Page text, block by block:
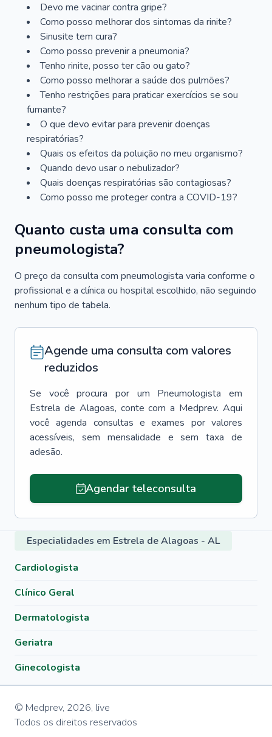
Devo me vacinar contra gripe?
Como posso melhorar dos sintomas da rinite?
Sinusite tem cura?
Como posso prevenir a pneumonia?
Tenho rinite, posso ter cão ou gato?
Como posso melhorar a saúde dos pulmões?
Tenho restrições para praticar exercícios se sou
fumante?
O que devo evitar para prevenir doenças
respiratórias?
Quais os efeitos da poluição no meu organismo?
Quando devo usar o nebulizador?
Quais doenças respiratórias são contagiosas?
Como posso me proteger contra a COVID-19?
Quanto custa uma consulta com
pneumologista?
O preço da consulta com pneumologista varia conforme o
profissional e a clínica ou hospital escolhido, não seguindo
nenhum tipo de tabela.
Agende uma consulta com valores
reduzidos
Se você procura por um Pneumologista
em
Estrela de Alagoas, conte com a Medprev. Aqui
você agenda consultas e exames por valores
acessíveis, sem mensalidade e sem taxa de
adesão.
Agendar teleconsulta
Especialidades em Estrela de Alagoas - AL
Cardiologista
Clínico Geral
Dermatologista
Geriatra
Ginecologista
© Medprev, 2026, live
Todos os direitos reservados